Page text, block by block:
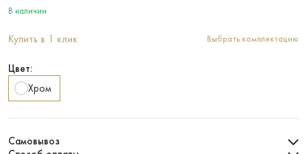
В наличии
Купить в 1 клик Выбрать комплектацию
Цвет:
Хром
Самовывоз